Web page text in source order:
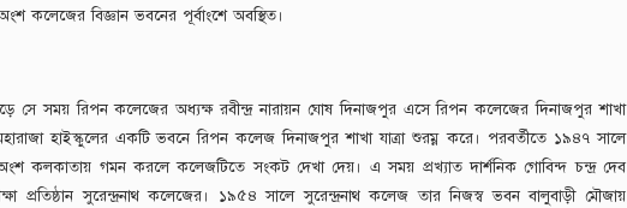
কলেজের বিজ্ঞান ভবনের পূর্বাংশে অবস্থিত।
সে সময় রিপন কলেজের অধ্যক্ষ রবীন্দ্র নারায়ন ঘোষ দিনাজপুর এসে রিপন কলেজের দিনাজপুর শাখা
হাইস্কুলের একটি ভবনে রিপন কলেজ দিনাজপুর শাখা যাত্রা শুরম্ন করে। পরবর্তীতে ১৯৪৭ সালে
কলকাতায় গমন করলে কলেজটিতে সংকট দেখা দেয়। এ সময় প্রখ্যাত দার্শনিক গোবিন্দ চন্দ্র দেব
প্রতিষ্ঠান সুরেন্দ্রনাথ কলেজের। ১৯৫৪ সালে সুরেন্দ্রনাথ কলেজ তার নিজস্ব ভবন বালুবাড়ী মৌজায়